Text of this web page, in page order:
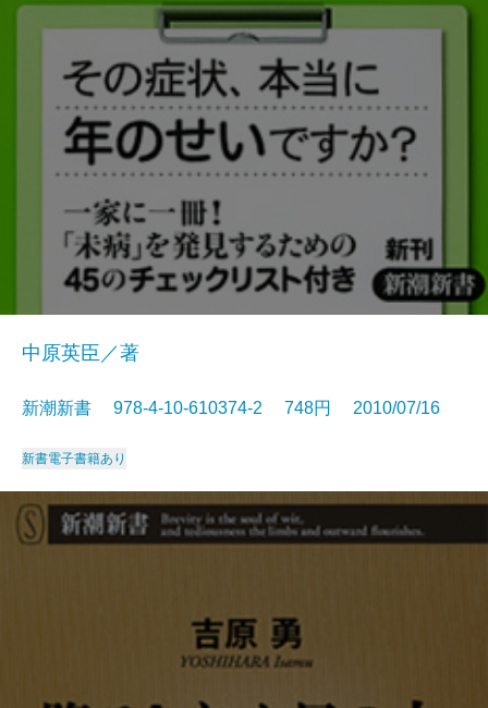
中原英臣／著
新潮新書 978-4-10-610374-2 748円 2010/07/16
新書電子書籍あり